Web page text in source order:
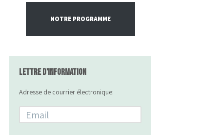
NOTRE PROGRAMME
Lettre d'information
Adresse de courrier électronique: